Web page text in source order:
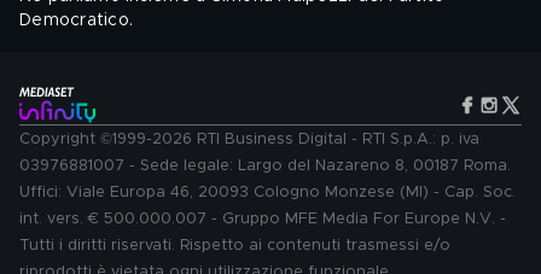
Democratico.
Copyright ©1999-2026 RTI Business Digital - RTI S.p.A.: p. iva
03976881007 - Sede legale: Largo del Nazareno 8, 00187 Roma.
Uffici: Viale Europa 46, 20093 Cologno Monzese (MI) - Cap. Soc.
int. vers. € 500.000.007 - Gruppo MFE Media For Europe N.V. -
Tutti i diritti riservati. Rispetto ai contenuti trasmessi e/o